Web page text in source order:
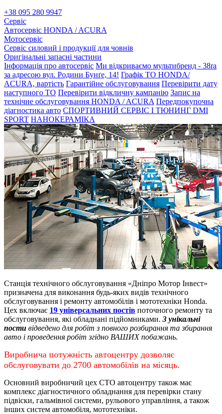
+38 095 280 9947
Сервіс
Автосервіс HONDA / ACURA
Мотосервіс
Сервіс силовий і продукції для човнів
Оригінальні запасні частини
Інформація про автосервіс Ми відкриваємо мультибренд - 38ra
за адресою вул. Родини Бунґе, 14! Графік ТО HONDA/
ACURA, вартість Гарантійне обслуговування Перевірити дату
наступного ТО Перевірити відкличну кампанію Запис на
технічне обслуговування HONDA / ACURA Передпокупочна
діагностика авто СПОРТИВНИЙ СЕРВІС І ТЮНИНГ DMI
SPORT НАНОКЕРАМІКА
Станція технічного обслуговування «Дніпро Мотор Інвест»
призначена для виконання будь-яких видів технічного
обслуговування і ремонту автомобілів і мототехніки Honda.
Цех включає 19 універсальних постів поточного ремонту та
обслуговування, які обладнані підйомниками. 3 унікальні
пости відведено для робіт з повного розбирання та збирання
авто і проведення робіт згідно ВАШИХ побажань.
Виробнича потужність автоцентру дозволяє
обслуговувати до 2700 автомобілів на місяць.
Основний виробничий цех СТО автоцентру також має
комплекс діагностичного обладнання для перевірки стану
підвіски, гальмівної системи, рульового управління, а також
інших систем автомобіля, мототехніки.